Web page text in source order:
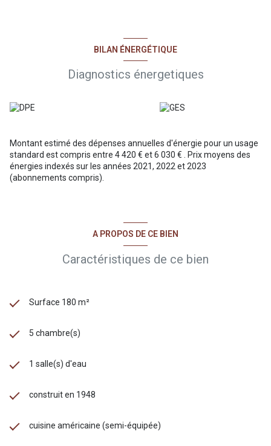
BILAN ÉNERGÉTIQUE
Diagnostics énergetiques
Montant estimé des dépenses annuelles d'énergie pour un usage
standard est compris entre 4 420 € et 6 030 € . Prix moyens des
énergies indexés sur les années 2021, 2022 et 2023
(abonnements compris).
A PROPOS DE CE BIEN
Caractéristiques de ce bien
Surface 180 m²
5 chambre(s)
1 salle(s) d'eau
construit en 1948
cuisine américaine (semi-équipée)